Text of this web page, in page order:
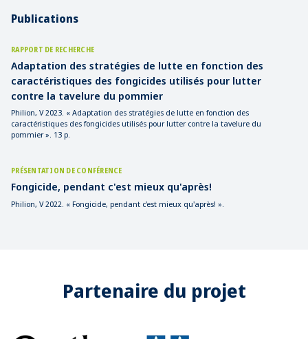
Publications
RAPPORT DE RECHERCHE
Adaptation des stratégies de lutte en fonction des
caractéristiques des fongicides utilisés pour lutter
contre la tavelure du pommier
Philion, V 2023. « Adaptation des stratégies de lutte en fonction des
caractéristiques des fongicides utilisés pour lutter contre la tavelure du
pommier ». 13 p.
PRÉSENTATION DE CONFÉRENCE
Fongicide, pendant c'est mieux qu'après!
Philion, V 2022. « Fongicide, pendant c'est mieux qu'après! ».
Partenaire du projet